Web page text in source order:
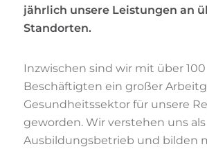
jährlich unsere Leistungen an
Standorten.
Inzwischen sind wir mit über 100
Beschäftigten ein großer
Gesundheitssektor für unsere
geworden. Wir verstehen uns als
Ausbildungsbetrieb und bilden